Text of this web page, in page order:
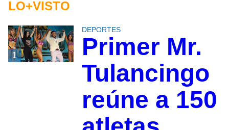
LO+VISTO
1
DEPORTES
Primer Mr.
Tulancingo
reúne a 150